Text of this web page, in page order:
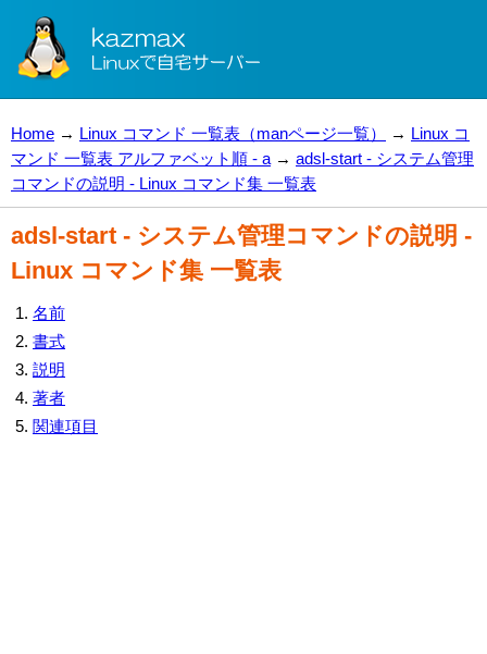
Home → Linux コマンド 一覧表（manページ一覧） → Linux コ
マンド 一覧表 アルファベット順 - a → adsl-start - システム管理
コマンドの説明 - Linux コマンド集 一覧表
adsl-start - システム管理コマンドの説明 -
Linux コマンド集 一覧表
名前
書式
説明
著者
関連項目